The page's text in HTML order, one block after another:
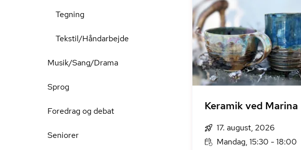
Tegning
Tekstil/Håndarbejde
Musik/Sang/Drama
Sprog
Foredrag og debat
Seniorer
Keramik ved Marina
17. august, 2026
Mandag, 15:30 - 18:00